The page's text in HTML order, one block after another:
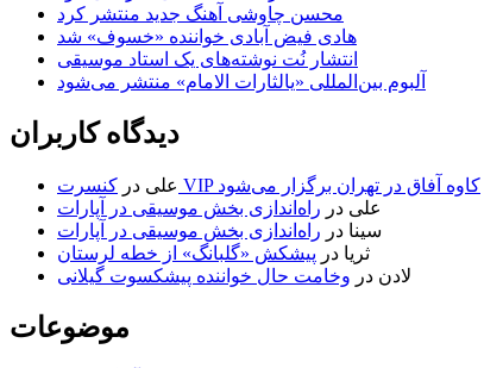
محسن چاوشی آهنگ جدید منتشر کرد
هادی فیض آبادی خواننده «خسوف» شد
انتشار نُت نوشته‌های یک استاد موسیقی
آلبوم بین‌المللی «یالثارات الامام» منتشر می‌شود
دیدگاه کاربران
علی در
کنسرت VIP کاوه آفاق در تهران برگزار می‌شود
علی در راه‌اندازی بخش موسیقی در آپارات
سینا در راه‌اندازی بخش موسیقی در آپارات
ثریا در پیشکش «گلبانگ» از خطه لرستان
لادن در وخامت حال خواننده پیشکسوت گیلانی
موضوعات